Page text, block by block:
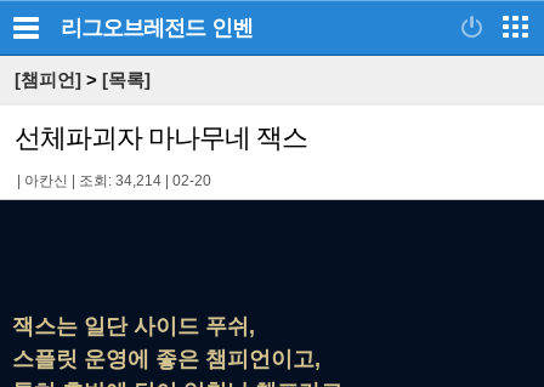
리그오브레전드 인벤
[챔피언] > [목록]
선체파괴자 마나무네 잭스
아칸신 조회: 34,214 02-20
잭스는 일단 사이드 푸쉬,
스플릿 운영에 좋은 챔피언이고,